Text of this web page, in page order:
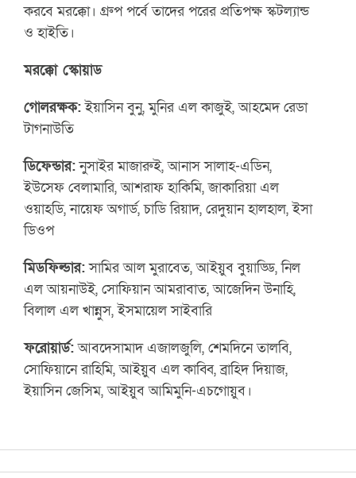
করবে মরক্কো। গ্রুপ পর্বে তাদের পরের প্রতিপক্ষ স্কটল্যান্ড
ও হাইতি।
মরক্কো স্কোয়াড
গোলরক্ষক:ইয়াসিন বুনু, মুনির এল কাজুই, আহমেদ রেডা
টাগনাউতি
ডিফেন্ডার:নুসাইর মাজারুই, আনাস সালাহ-এডিন,
ইউসেফ বেলামারি, আশরাফ হাকিমি, জাকারিয়া এল
ওয়াহডি, নায়েফ অগার্ড, চাডি রিয়াদ, রেদুয়ান হালহাল, ইসা
ডিওপ
মিডফিল্ডার:সামির আল মুরাবেত, আইয়ুব বুয়াড্ডি, নিল
এল আয়নাউই, সোফিয়ান আমরাবাত, আজেদিন উনাহি,
বিলাল এল খান্নুস, ইসমায়েল সাইবারি
ফরোয়ার্ড:আবদেসামাদ এজালজুলি, শেমদিনে তালবি,
সোফিয়ানে রাহিমি, আইয়ুব এল কাব্বি, ব্রাহিদ দিয়াজ,
ইয়াসিন জেসিম, আইয়ুব আমিমুনি-এচগোয়ুব।